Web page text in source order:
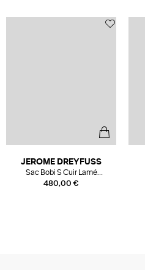
480,00 €
JEROME DREYFUSS
Sac Bobi S Cuir Lamé
Champagne